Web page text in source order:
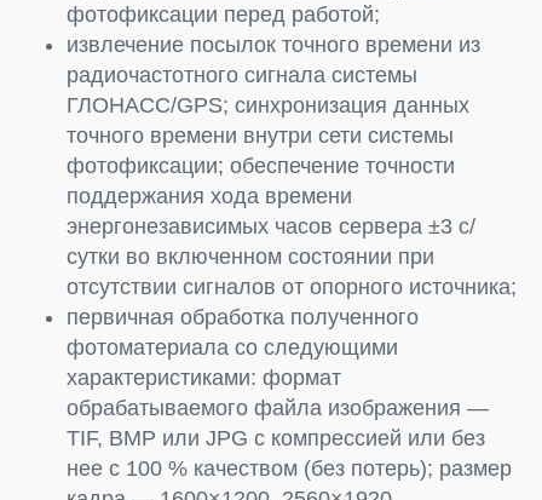
фотофиксации перед работой;
извлечение посылок точного времени из
радиочастотного сигнала системы
ГЛОНАСС/GPS; синхронизация данных
точного времени внутри сети системы
фотофиксации; обеспечение точности
поддержания хода времени
энергонезависимых часов сервера ±3 с/
сутки во включенном состоянии при
отсутствии сигналов от опорного источника;
первичная обработка полученного
фотоматериала со следующими
характеристиками: формат
обрабатываемого файла изображения —
TIF, BMP или JPG с компрессией или без
нее с 100 % качеством (без потерь); размер